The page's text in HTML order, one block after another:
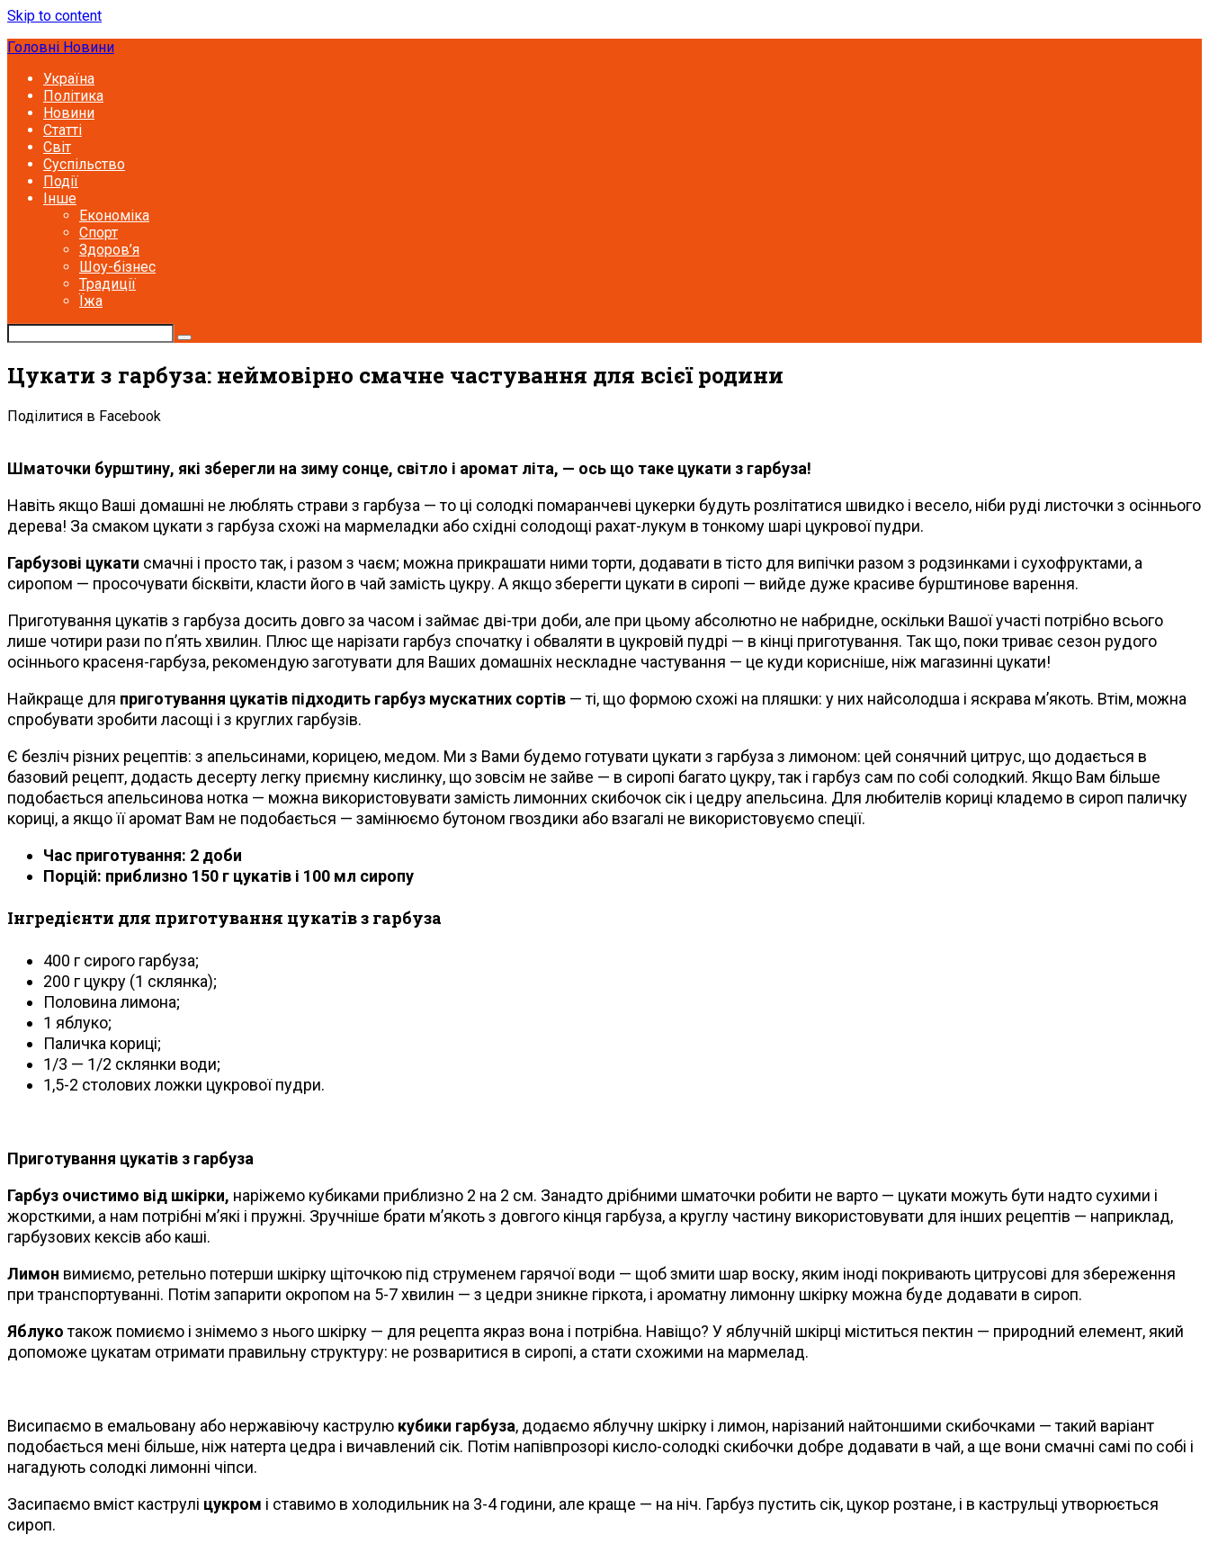
Skip to content
Головні Новини
Україна
Політика
Новини
Статті
Світ
Суспільство
Події
Інше
Економіка
Спорт
Здоров’я
Шоу-бізнес
Традиції
Їжа
Цукати з гарбуза: неймовірно смачне частування для всієї родини
Поділитися в Facebook
Шматочки бурштину, які зберегли на зиму сонце, світло і аромат літа, — ось що таке цукати з гарбуза!
Навіть якщо Ваші домашні не люблять страви з гарбуза — то ці солодкі помаранчеві цукерки будуть розлітатися швидко і весело, ніби руді листочки з осіннього
дерева! За смаком цукати з гарбуза схожі на мармеладки або східні солодощі рахат-лукум в тонкому шарі цукрової пудри.
Гарбузові цукати смачні і просто так, і разом з чаєм; можна прикрашати ними торти, додавати в тісто для випічки разом з родзинками і сухофруктами, а
сиропом — просочувати бісквіти, класти його в чай замість цукру. А якщо зберегти цукати в сиропі — вийде дуже красиве бурштинове варення.
Приготування цукатів з гарбуза досить довго за часом і займає дві-три доби, але при цьому абсолютно не набридне, оскільки Вашої участі потрібно всього
лише чотири рази по п’ять хвилин. Плюс ще нарізати гарбуз спочатку і обваляти в цукровій пудрі — в кінці приготування. Так що, поки триває сезон рудого
осіннього красеня-гарбуза, рекомендую заготувати для Ваших домашніх нескладне частування — це куди корисніше, ніж магазинні цукати!
Найкраще для приготування цукатів підходить гарбуз мускатних сортів — ті, що формою схожі на пляшки: у них найсолодша і яскрава м’якоть. Втім, можна
спробувати зробити ласощі і з круглих гарбузів.
Є безліч різних рецептів: з апельсинами, корицею, медом. Ми з Вами будемо готувати цукати з гарбуза з лимоном: цей сонячний цитрус, що додається в
базовий рецепт, додасть десерту легку приємну кислинку, що зовсім не зайве — в сиропі багато цукру, так і гарбуз сам по собі солодкий. Якщо Вам більше
подобається апельсинова нотка — можна використовувати замість лимонних скибочок сік і цедру апельсина. Для любителів кориці кладемо в сироп паличку
кориці, а якщо її аромат Вам не подобається — замінюємо бутоном гвоздики або взагалі не використовуємо спеції.
Час приготування: 2 доби
Порцій: приблизно 150 г цукатів і 100 мл сиропу
Інгредієнти для приготування цукатів з гарбуза
400 г сирого гарбуза;
200 г цукру (1 склянка);
Половина лимона;
1 яблуко;
Паличка кориці;
1/3 — 1/2 склянки води;
1,5-2 столових ложки цукрової пудри.
Приготування цукатів з гарбуза
Гарбуз очистимо від шкірки, наріжемо кубиками приблизно 2 на 2 см. Занадто дрібними шматочки робити не варто — цукати можуть бути надто сухими і
жорсткими, а нам потрібні м’які і пружні. Зручніше брати м’якоть з довгого кінця гарбуза, а круглу частину використовувати для інших рецептів — наприклад,
гарбузових кексів або каші.
Лимон вимиємо, ретельно потерши шкірку щіточкою під струменем гарячої води — щоб змити шар воску, яким іноді покривають цитрусові для збереження
при транспортуванні. Потім запарити окропом на 5-7 хвилин — з цедри зникне гіркота, і ароматну лимонну шкірку можна буде додавати в сироп.
Яблукотакож помиємо і знімемо з нього шкірку — для рецепта якраз вона і потрібна. Навіщо? У яблучній шкірці міститься пектин — природний елемент, який
допоможе цукатам отримати правильну структуру: не розваритися в сиропі, а стати схожими на мармелад.
Висипаємо в емальовану або нержавіючу каструлю кубики гарбуза, додаємо яблучну шкірку і лимон, нарізаний найтоншими скибочками — такий варіант
подобається мені більше, ніж натерта цедра і вичавлений сік. Потім напівпрозорі кисло-солодкі скибочки добре додавати в чай, а ще вони смачні самі по собі і
нагадують солодкі лимонні чіпси.
Засипаємо вміст каструлі цукром і ставимо в холодильник на 3-4 години, але краще — на ніч. Гарбуз пустить сік, цукор розтане, і в каструльці утворюється
сироп.